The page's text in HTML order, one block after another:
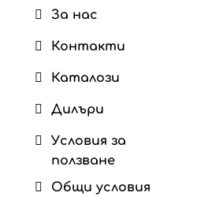
За нас
Контакти
Каталози
Дилъри
Условия за
ползване
Общи условия